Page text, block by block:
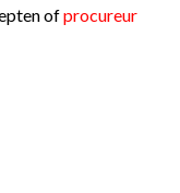
ofprocureur